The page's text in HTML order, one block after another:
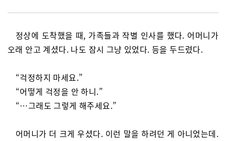
정상에 도착했을 때, 가족들과 작별 인사를 했다. 어머니가
오래 안고 계셨다. 나도 잠시 그냥 있었다. 등을 두드렸다.
“걱정하지 마세요.”
“어떻게 걱정을 안 하니.”
“…그래도 그렇게 해주세요.”
어머니가 더 크게 우셨다. 이런 말을 하려던 게 아니었는데.